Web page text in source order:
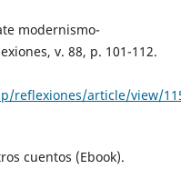
modernismo-
v. 88, p. 101-112.
reflexiones/article/view/
cuentos (Ebook).